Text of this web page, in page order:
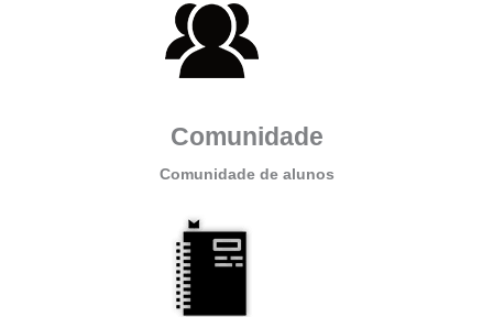
Comunidade
Comunidade de alunos